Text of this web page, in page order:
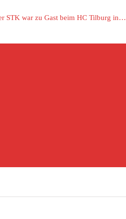
STK war zu Gast beim HC Tilburg in…